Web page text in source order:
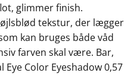
glimmer finish.
tekstur, der lægger
kan bruges både våd
farven skal være. Bar,
Color Eyeshadow 0,57